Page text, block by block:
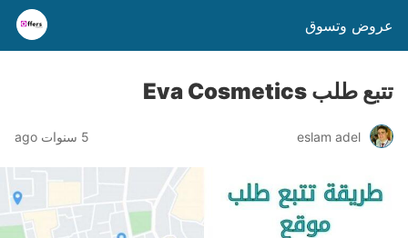
عروض وتسوق
تتبع طلب Eva Cosmetics
eslam adel 5 سنوات ago